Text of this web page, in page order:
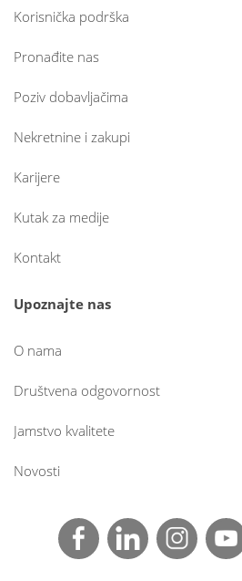
Korisnička podrška
Pronađite nas
Poziv dobavljačima
Nekretnine i zakupi
Karijere
Kutak za medije
Kontakt
Upoznajte nas
O nama
Društvena odgovornost
Jamstvo kvalitete
Novosti